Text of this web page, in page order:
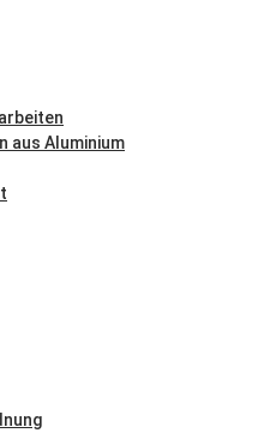
aus Aluminium